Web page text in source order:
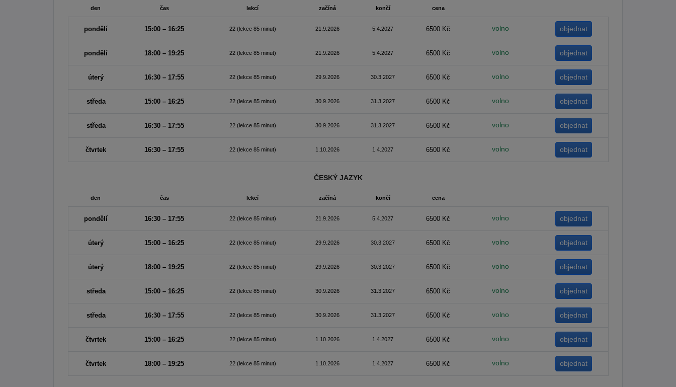
den čas lekcí začíná končí cena
pondělí 15:00 – 16:25 22 (lekce 85 minut) 21.9.2026 5.4.2027 6500 Kč volno
pondělí 18:00 – 19:25 22 (lekce 85 minut) 21.9.2026 5.4.2027 6500 Kč volno
úterý 16:30 – 17:55 22 (lekce 85 minut) 29.9.2026 30.3.2027 6500 Kč volno
středa 15:00 – 16:25 22 (lekce 85 minut) 30.9.2026 31.3.2027 6500 Kč volno
středa 16:30 – 17:55 22 (lekce 85 minut) 30.9.2026 31.3.2027 6500 Kč volno
čtvrtek 16:30 – 17:55 22 (lekce 85 minut) 1.10.2026 1.4.2027 6500 Kč volno
ČESKÝ JAZYK
den čas lekcí začíná končí cena
pondělí 16:30 – 17:55 22 (lekce 85 minut) 21.9.2026 5.4.2027 6500 Kč volno
úterý 15:00 – 16:25 22 (lekce 85 minut) 29.9.2026 30.3.2027 6500 Kč volno
úterý 18:00 – 19:25 22 (lekce 85 minut) 29.9.2026 30.3.2027 6500 Kč volno
středa 15:00 – 16:25 22 (lekce 85 minut) 30.9.2026 31.3.2027 6500 Kč volno
středa 16:30 – 17:55 22 (lekce 85 minut) 30.9.2026 31.3.2027 6500 Kč volno
čtvrtek 15:00 – 16:25 22 (lekce 85 minut) 1.10.2026 1.4.2027 6500 Kč volno
čtvrtek 18:00 – 19:25 22 (lekce 85 minut) 1.10.2026 1.4.2027 6500 Kč volno